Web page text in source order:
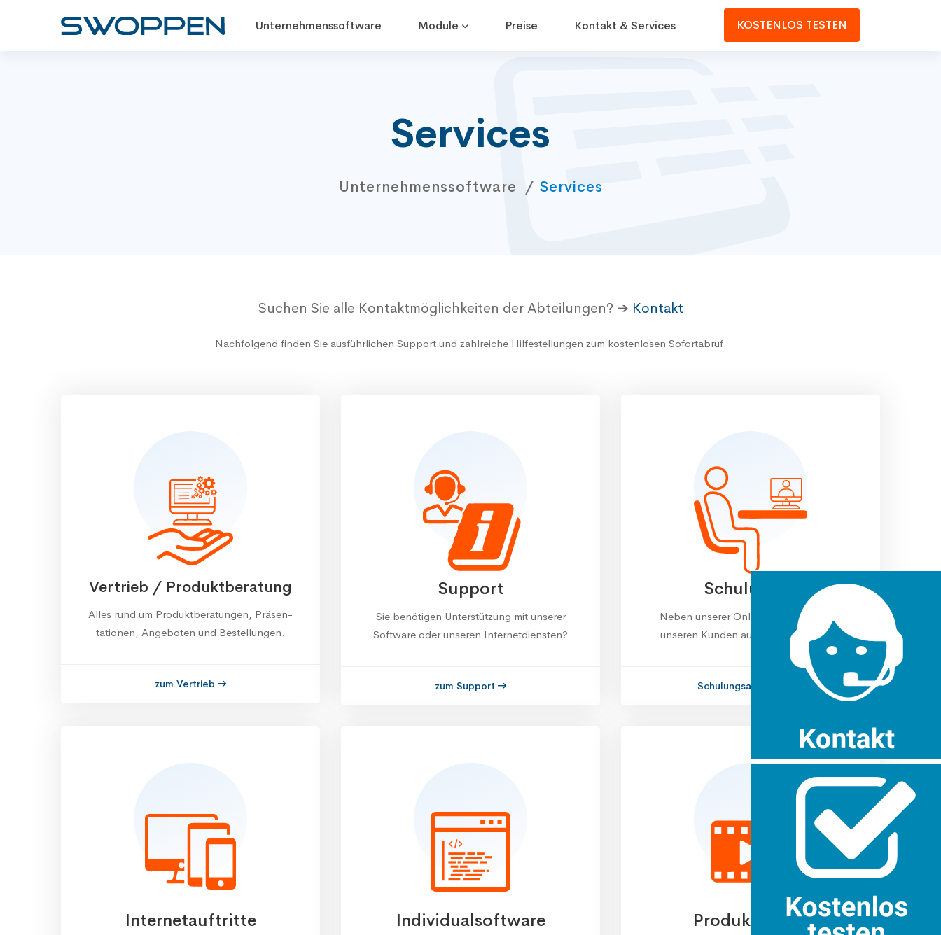
Unternehmenssoftware Module Preise Kontakt & Services KOSTENLOS TESTEN
Services
Unternehmenssoftware Services
Suchen Sie alle Kontaktmöglichkeiten der Abteilungen? ➔ Kontakt
Nachfolgend finden Sie ausführlichen Support und zahlreiche Hilfestellungen zum kostenlosen Sofortabruf.
Vertrieb / Produktberatung
Alles rund um Pro­dukt­be­ra­tun­gen, Prä­sen­
ta­ti­onen, Angeboten und Bestellungen.
zum Vertrieb
Support
Sie benötigen Unterstützung mit unserer
Software oder unseren Internetdiensten?
zum Support
Schulungen
Neben unserer Online-Hilfe bieten wir
unseren Kunden auch Schulungen an.
Schulungsangebote
Internet­auftritte Individualsoftware Produktvideos